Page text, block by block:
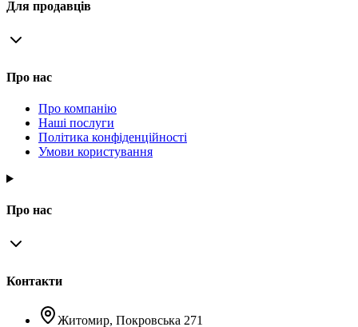
Для продавців
Про нас
Про компанію
Наші послуги
Політика конфіденційності
Умови користування
Про нас
Контакти
Житомир, Покровська 271